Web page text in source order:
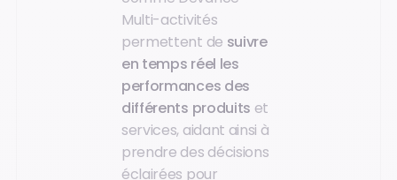
Multi-activités
permettent de suivre
en temps réel les
performances des
différents produits et
services, aidant ainsi à
prendre des décisions
éclairées pour